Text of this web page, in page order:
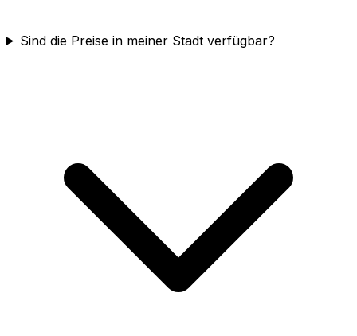
Sind die Preise in meiner Stadt verfügbar?